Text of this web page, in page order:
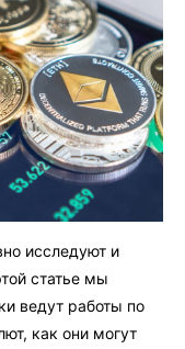
исследуют и
статье мы
ведут работы по
как они могут